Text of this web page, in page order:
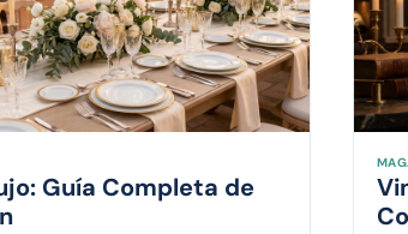
Guía Completa de